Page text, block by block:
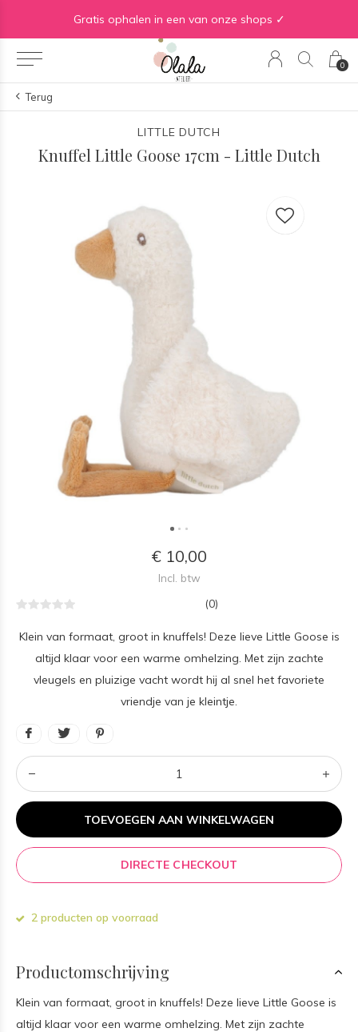
0
Gratis ophalen in een van onze shops ✓
Terug
LITTLE DUTCH
Knuffel Little Goose 17cm - Little Dutch
€ 10,00
Incl. btw
(0)
Klein van formaat, groot in knuffels! Deze lieve Little Goose is
altijd klaar voor een warme omhelzing. Met zijn zachte
vleugels en pluizige vacht wordt hij al snel het favoriete
vriendje van je kleintje.
TOEVOEGEN AAN WINKELWAGEN
DIRECTE CHECKOUT
2 producten op voorraad
Productomschrijving
Klein van formaat, groot in knuffels! Deze lieve Little Goose is
altijd klaar voor een warme omhelzing. Met zijn zachte